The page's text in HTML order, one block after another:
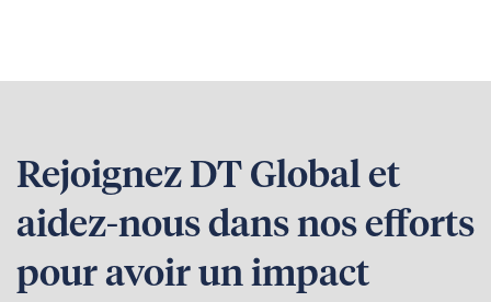
Rejoignez DT Global et
aidez-nous dans nos efforts
pour avoir un impact